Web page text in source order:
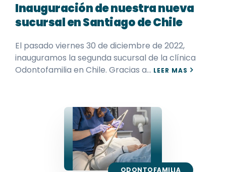
Inauguración de nuestra nueva
sucursal en Santiago de Chile
El pasado viernes 30 de diciembre de 2022,
inauguramos la segunda sucursal de la clínica
Odontofamilia en Chile. Gracias a… LEER MAS
ODONTOFAMILIA